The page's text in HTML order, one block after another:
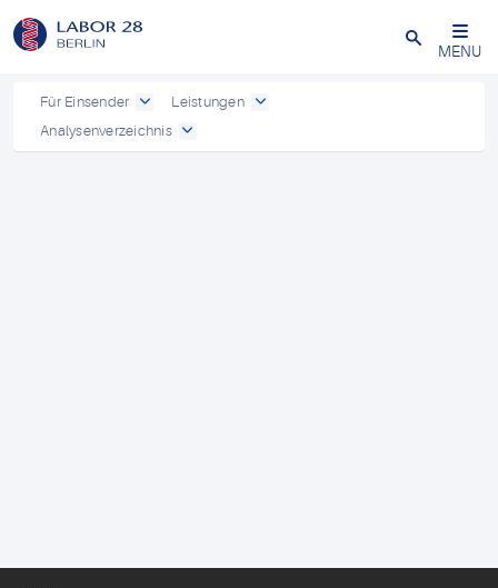
Schließen
MENU
Für Einsender
Leistungen
Analysenverzeichnis